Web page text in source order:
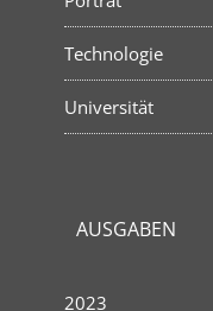
Technologie
Universität
AUSGABEN
2023